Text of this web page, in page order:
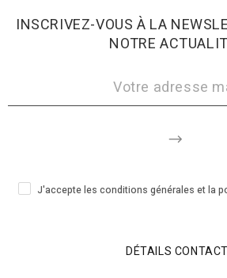
INSCRIVEZ-VOUS À LA
NOTRE
J'accepte les conditions générales et la
DÉTAILS CONTACT